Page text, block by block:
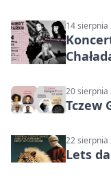
14 sierpnia
20 sierpnia
Tczew
22 sierpnia
Lets